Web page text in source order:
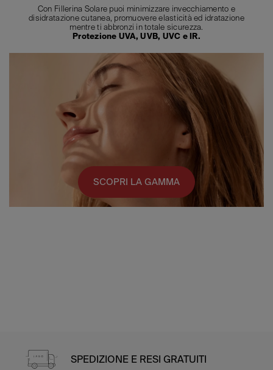
Con Fillerina Solare puoi minimizzare invecchiamento e
disidratazione cutanea, promuovere elasticità ed idratazione
mentre ti abbronzi in totale sicurezza.
Protezione UVA, UVB, UVC e IR.
SCOPRI LA GAMMA
SPEDIZIONE E RESI GRATUITI